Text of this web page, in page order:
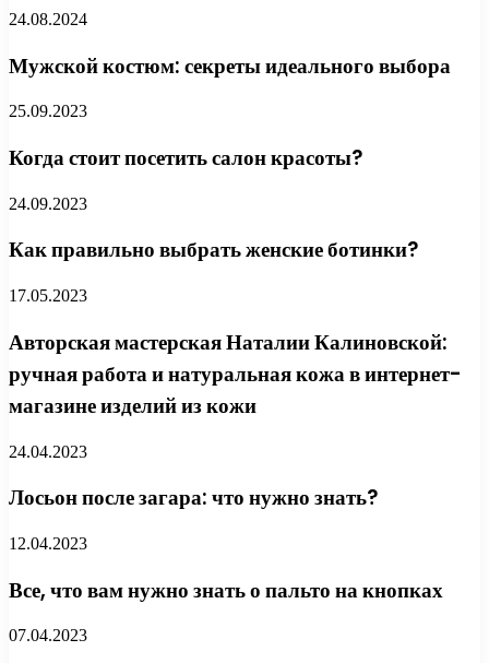
24.08.2024
Мужской костюм: секреты идеального выбора
25.09.2023
Когда стоит посетить салон красоты?
24.09.2023
Как правильно выбрать женские ботинки?
17.05.2023
Авторская мастерская Наталии Калиновской:
ручная работа и натуральная кожа в интернет-
магазине изделий из кожи
24.04.2023
Лосьон после загара: что нужно знать?
12.04.2023
Все, что вам нужно знать о пальто на кнопках
07.04.2023